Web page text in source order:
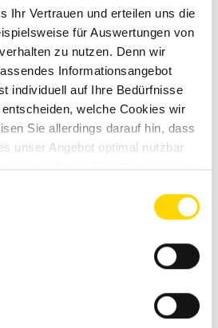
Ihr Vertrauen und erteilen uns die
für Auswertungen von
zu nutzen. Denn wir
Informationsangebot
individuell auf Ihre Bedürfnisse
welche Cookies wir
Sie allerdings darauf hin, dass
unser Angebot optimal nutzbar
entnehmen Sie bitte unseren